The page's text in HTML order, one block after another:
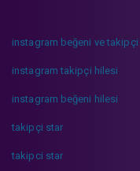
instagram beğeni ve
instagram takipçi hilesi
instagram beğeni hilesi
takipçi star
takipci star